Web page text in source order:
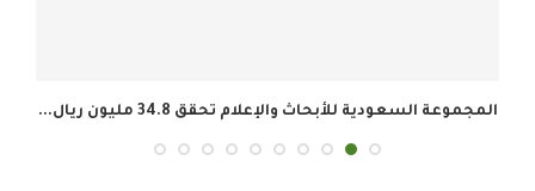
المجموعة السعودية للأبحاث والإعلام تحقق 34.8 مليون ريال...